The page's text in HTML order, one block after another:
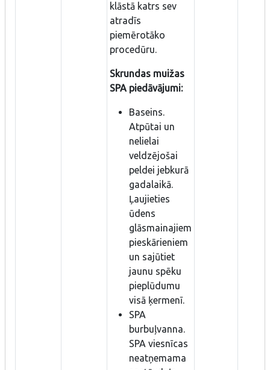
klāstā katrs sev
atradīs
piemērotāko
procedūru.
Skrundas muižas
SPA piedāvājumi:
Baseins.
Atpūtai un
nelielai
veldzējošai
peldei jebkurā
gadalaikā.
Ļaujieties
ūdens
glāsmainajiem
pieskārieniem
un sajūtiet
jaunu spēku
pieplūdumu
visā ķermenī.
SPA
burbuļvanna.
SPA viesnīcas
neatņemama